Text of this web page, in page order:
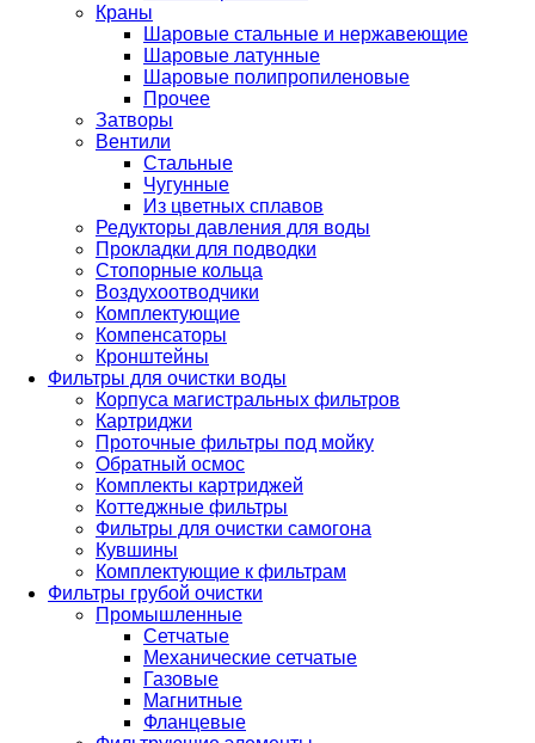
Краны
Шаровые стальные и нержавеющие
Шаровые латунные
Шаровые полипропиленовые
Прочее
Затворы
Вентили
Стальные
Чугунные
Из цветных сплавов
Редукторы давления для воды
Прокладки для подводки
Стопорные кольца
Воздухоотводчики
Комплектующие
Компенсаторы
Кронштейны
Фильтры для очистки воды
Корпуса магистральных фильтров
Картриджи
Проточные фильтры под мойку
Обратный осмос
Комплекты картриджей
Коттеджные фильтры
Фильтры для очистки самогона
Кувшины
Комплектующие к фильтрам
Фильтры грубой очистки
Промышленные
Сетчатые
Механические сетчатые
Газовые
Магнитные
Фланцевые